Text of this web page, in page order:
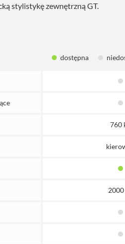
stylistykę zewnętrzną GT.
dostępna
760
2000